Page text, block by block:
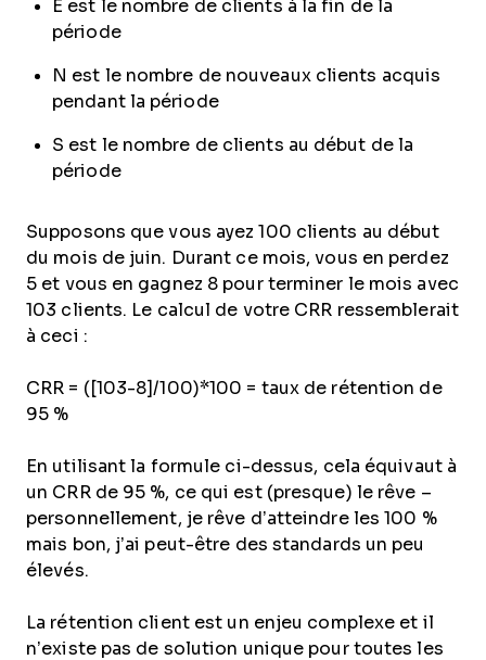
E est le nombre de clients à la fin de la
période
N est le nombre de nouveaux clients acquis
pendant la période
S est le nombre de clients au début de la
période
Supposons que vous ayez 100 clients au début
du mois de juin. Durant ce mois, vous en perdez
5 et vous en gagnez 8 pour terminer le mois avec
103 clients. Le calcul de votre CRR ressemblerait
à ceci :
CRR = ([103-8]/100)*100 = taux de rétention de
95 %
En utilisant la formule ci-dessus, cela équivaut à
un CRR de 95 %, ce qui est (presque) le rêve –
personnellement, je rêve d’atteindre les 100 %
mais bon, j’ai peut-être des standards un peu
élevés.
La rétention client est un enjeu complexe et il
n’existe pas de solution unique pour toutes les